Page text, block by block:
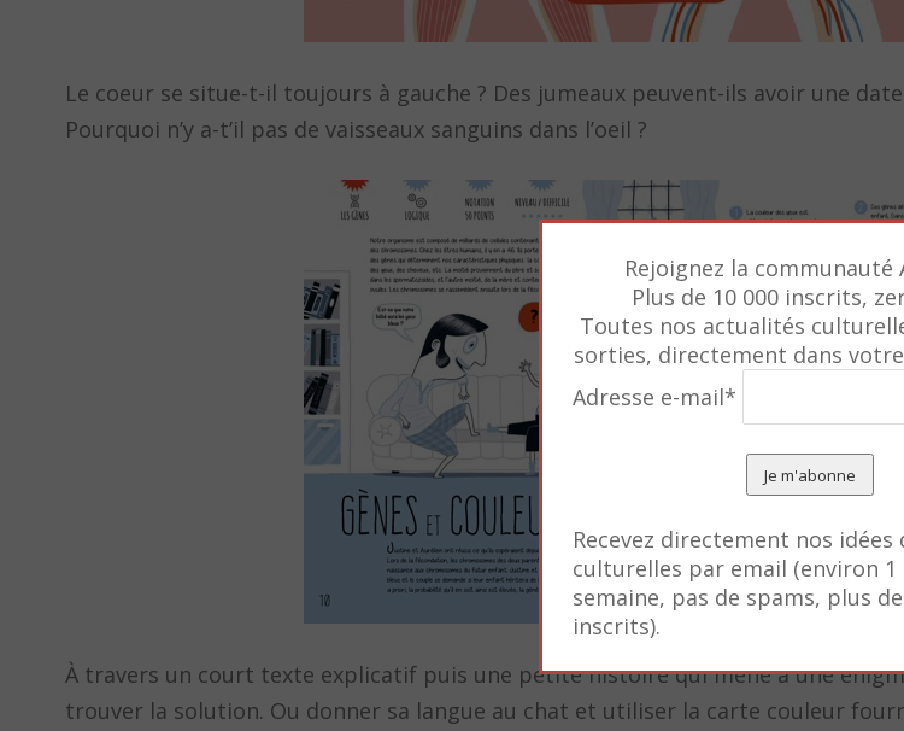
Le coeur se situe-t-il toujours à gauche ? Des jumeaux peuvent-ils avoir une
Pourquoi n’y a-t’il pas de vaisseaux sanguins dans l’oeil ?
À travers un court texte explicatif puis une petite histoire qui mène à une
trouver la solution. Ou donner sa langue au chat et utiliser la carte couleur
Rejoignez la communauté
Plus de 10 000 inscrits,
Toutes nos actualités
sorties, directement dans
Adresse e-mail*
Recevez directement nos idées
culturelles par email (environ
semaine, pas de spams, plus
inscrits).